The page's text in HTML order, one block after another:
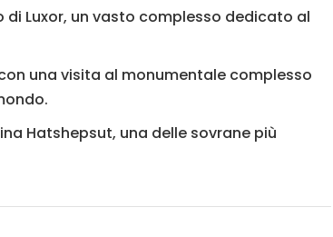
Luxor, un vasto complesso dedicato al
una visita al monumentale complesso
Hatshepsut, una delle sovrane più